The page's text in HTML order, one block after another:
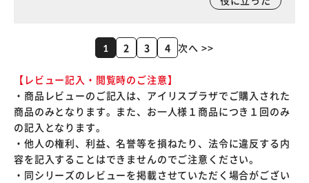
1 2 3 4 次へ >>
【レビュー記入・閲覧時のご注意】
・商品レビューのご記入は、アイリスプラザでご購入された
商品のみとなります。また、お一人様１商品につき１回のみ
の記入となります。
・他人の権利、利益、名誉等を損ねたり、法令に違反する内
容を記入することはできませんのでご注意ください。
・同シリーズのレビューを掲載させていただく場合がござい